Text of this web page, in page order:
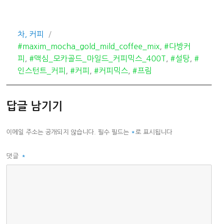
카
테
고
리
차, 커피
그
#maxim_mocha_gold_mild_coffee_mix,#다방커
피 ,#맥심_모카골드_마일드_커피믹스_400T,#설탕,#
인스턴트_커피 ,#커피 ,#커피믹스,#프림
답글 남기기
이메일 주소는 공개되지 않습니다. 필수 필드는 *로 표시됩니다
댓글 *